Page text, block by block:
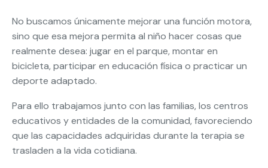
No buscamos únicamente mejorar una función motora,
sino que esa mejora permita al niño hacer cosas que
realmente desea: jugar en el parque, montar en
bicicleta, participar en educación física o practicar un
deporte adaptado.
Para ello trabajamos junto con las familias, los centros
educativos y entidades de la comunidad, favoreciendo
que las capacidades adquiridas durante la terapia se
trasladen a la vida cotidiana.